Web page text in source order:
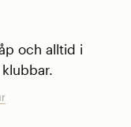
och alltid i